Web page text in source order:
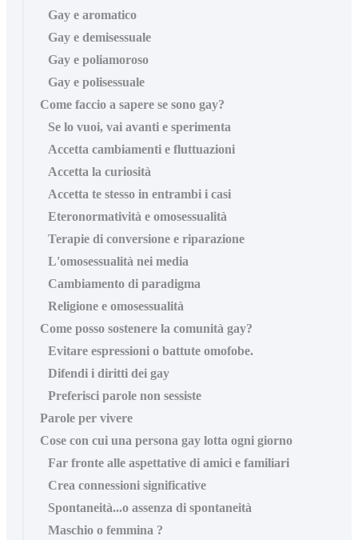
Gay e aromatico
Gay e demisessuale
Gay e poliamoroso
Gay e polisessuale
Come faccio a sapere se sono gay?
Se lo vuoi, vai avanti e sperimenta
Accetta cambiamenti e fluttuazioni
Accetta la curiosità
Accetta te stesso in entrambi i casi
Eteronormatività e omosessualità
Terapie di conversione e riparazione
L'omosessualità nei media
Cambiamento di paradigma
Religione e omosessualità
Come posso sostenere la comunità gay?
Evitare espressioni o battute omofobe.
Difendi i diritti dei gay
Preferisci parole non sessiste
Parole per vivere
Cose con cui una persona gay lotta ogni giorno
Far fronte alle aspettative di amici e familiari
Crea connessioni significative
Spontaneità...o assenza di spontaneità
Maschio o femmina ?